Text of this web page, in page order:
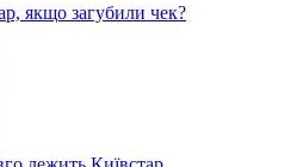
якщо загубили чек?